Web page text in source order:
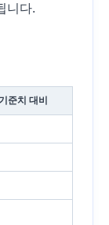
니다.
준치 대비